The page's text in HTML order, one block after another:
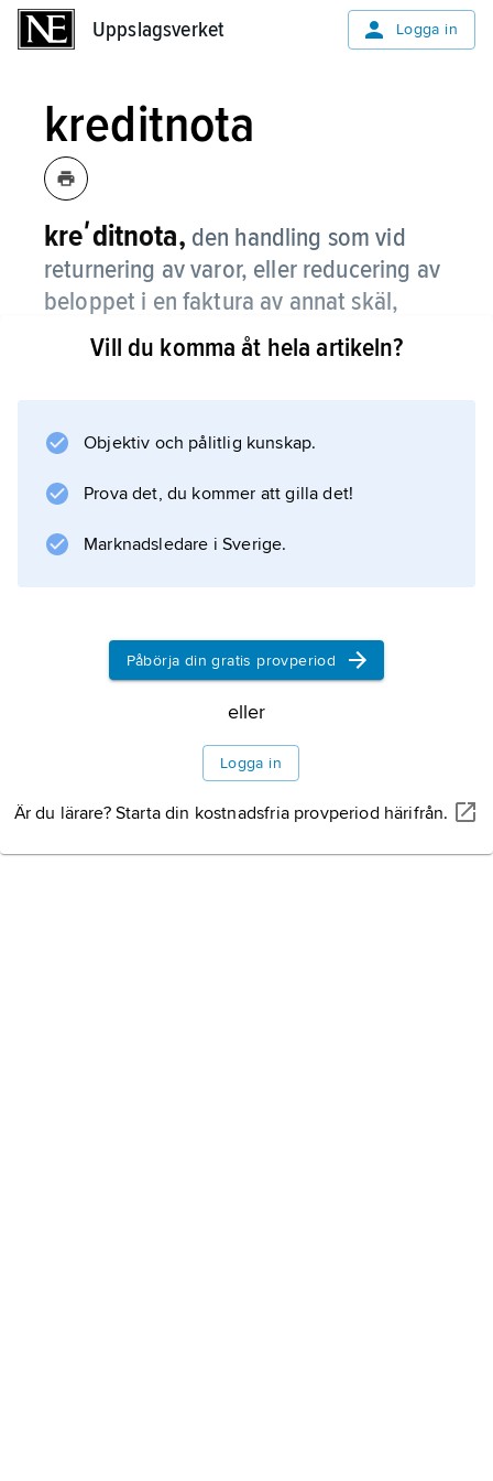
Uppslagsverket Logga in
kreditnota
kreʹditnota, den handling som vid
returnering av varor, eller reducering av
beloppet i en faktura av annat skäl,
sänds av säljaren till köparen.
bokföringen verifiera transaktionen.
Information om artikeln
Vill du komma åt hela artikeln?
Objektiv och pålitlig kunskap.
Prova det, du kommer att gilla det!
Marknadsledare i Sverige.
Påbörja din gratis provperiod
eller
Logga in
Är du lärare? Starta din kostnadsfria provperiod härifrån.